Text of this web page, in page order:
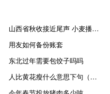
山西省秋收接近尾声 小麦播种面积754.5万亩
用友如何备份账套
东北过年需要包饺子吗吗
人比黄花瘦什么意思下句（人比黄花瘦什么意思）